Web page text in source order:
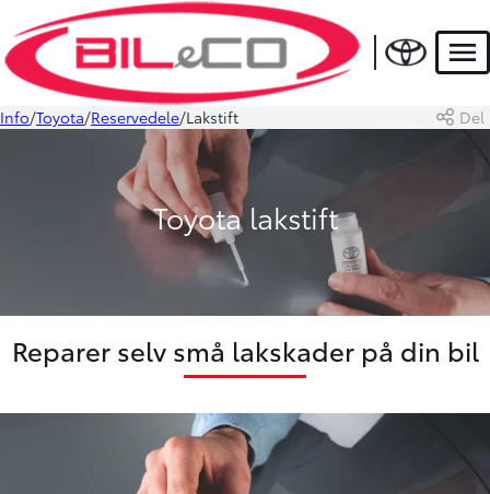
Info Toyota Reservedele Lakstift Del
Toyota lakstift
Reparer selv små lakskader på din bil